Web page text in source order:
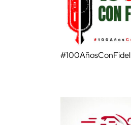
#100AñosConFidel